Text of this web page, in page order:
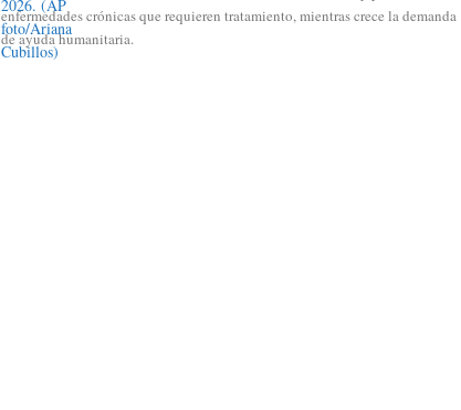
enfermedades crónicas que requieren tratamiento, mientras crece la demanda
de ayuda humanitaria.